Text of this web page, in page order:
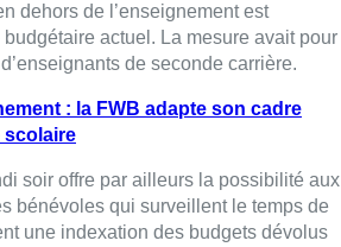
dehors de l’enseignement est
actuel. La mesure avait pour
de seconde carrière.
: la FWB adapte son cadre
scolaire
soir offre par ailleurs la possibilité aux
bénévoles qui surveillent le temps de
une indexation des budgets dévolus